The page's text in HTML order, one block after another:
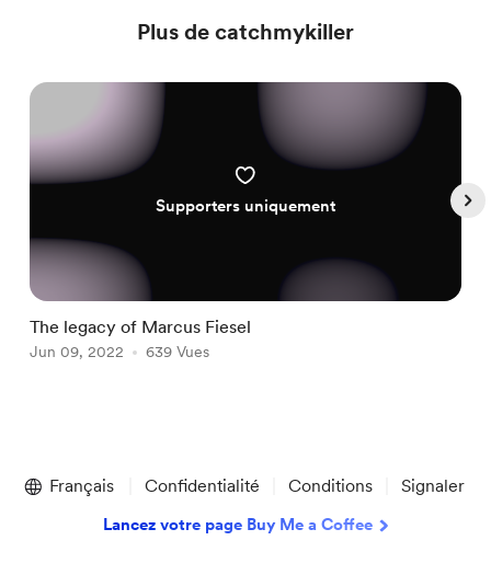
Plus de catchmykiller
Supporters uniquement
The legacy of Marcus Fiesel
Jun 09, 2022 639 Vues
of
Français Confidentialité Conditions Signaler
Lancez votre page Buy Me a Coffee